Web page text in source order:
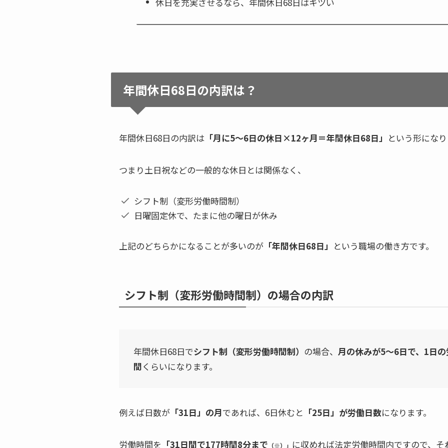
年間休日68日の内訳は？
年間休日68日の内訳は 「月に5〜6日の休日×12ヶ月＝年間休日68日」 という形にな
つまり土日祝などの一般的な休日とは関係なく、
シフト制（変形労働時間制）
日曜固定休で、たまに他の曜日が休み
上記のどちらかになることが多いのが 「年間休日68日」 という職場の働き方です。
シフト制（変形労働時間制）の場合の内訳
年間休日68日でシフト制（変形労働時間制） の場合、 月の休みが5〜6日で、1日
間くらいになります。
例えば日数が 「31日」の月であれば、6日休むと 「25日」が労働日数になります。
労働時間を 「31日間で177時間8分まで （※）」 に収めれば法定労働時間内ですので、そ